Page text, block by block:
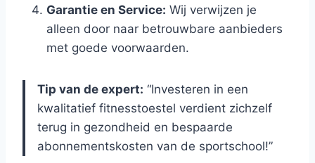
Garantie en Service: Wij verwijzen je
alleen door naar betrouwbare aanbieders
met goede voorwaarden.
Tip van de expert: “Investeren in een
kwalitatief fitnesstoestel verdient zichzelf
terug in gezondheid en bespaarde
abonnementskosten van de sportschool!”